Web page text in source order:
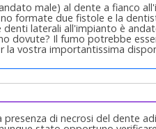
male) al dente a fianco
formate due fistole e la
laterali all'impianto è
dovute? Il fumo potrebbe
la vostra importantissima
di necrosi del dente